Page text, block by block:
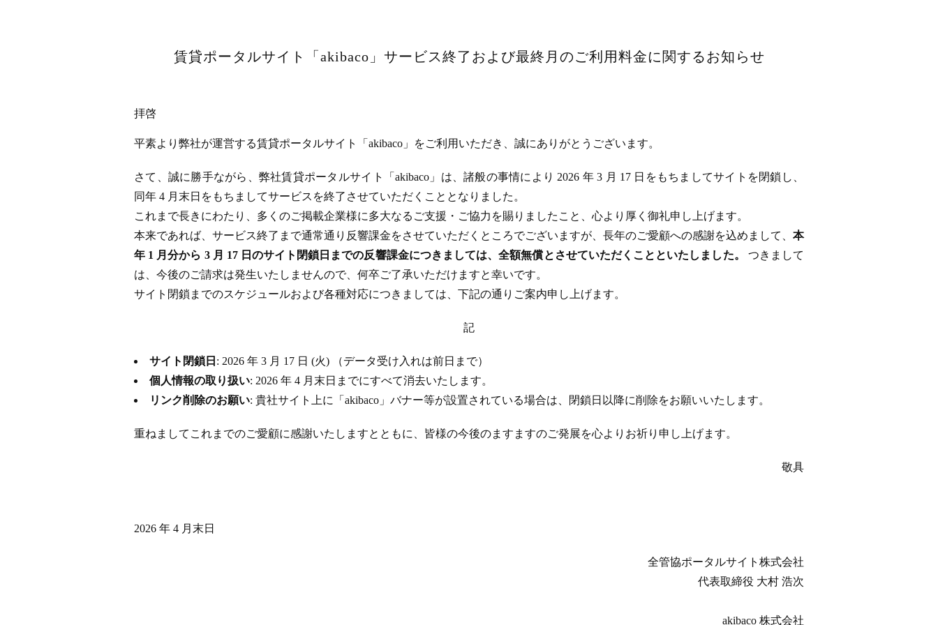
賃貸ポータルサイト「akibaco」サービス終了および最終月のご利用料金に関するお知らせ
拝啓
平素より弊社が運営する賃貸ポータルサイト「akibaco」をご利用いただき、誠にありがとうございます。
さて、誠に勝手ながら、弊社賃貸ポータルサイト「akibaco」は、諸般の事情により 2026 年 3 月 17 日をもちましてサイトを閉鎖し、
同年 4 月末日をもちましてサービスを終了させていただくこととなりました。
これまで長きにわたり、多くのご掲載企業様に多大なるご支援・ご協力を賜りましたこと、心より厚く御礼申し上げます。
本来であれば、サービス終了まで通常通り反響課金をさせていただくところでございますが、長年のご愛顧への感謝を込めまして、 本
年 1 月分から 3 月 17 日のサイト閉鎖日までの反響課金につきましては、全額無償とさせていただくことといたしました。 つきまして
は、今後のご請求は発生いたしませんので、何卒ご了承いただけますと幸いです。
サイト閉鎖までのスケジュールおよび各種対応につきましては、下記の通りご案内申し上げます。
記
サイト閉鎖日 : 2026 年 3 月 17 日 (火) （データ受け入れは前日まで）
個人情報の取り扱い: 2026 年 4 月末日までにすべて消去いたします。
リンク削除のお願い: 貴社サイト上に「akibaco」バナー等が設置されている場合は、閉鎖日以降に削除をお願いいたします。
重ねましてこれまでのご愛顧に感謝いたしますとともに、皆様の今後のますますのご発展を心よりお祈り申し上げます。
敬具
2026 年 4 月末日
全管協ポータルサイト株式会社
代表取締役 大村 浩次
akibaco 株式会社